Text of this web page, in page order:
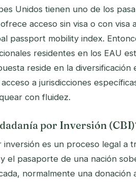
Unidos tienen uno de los
acceso sin visa o con visa
passport mobility index.
residentes en los EAU
reside en la diversificación
a jurisdicciones
con fluidez.
por Inversión
inversión es un proceso legal a
el pasaporte de una nación
normalmente una